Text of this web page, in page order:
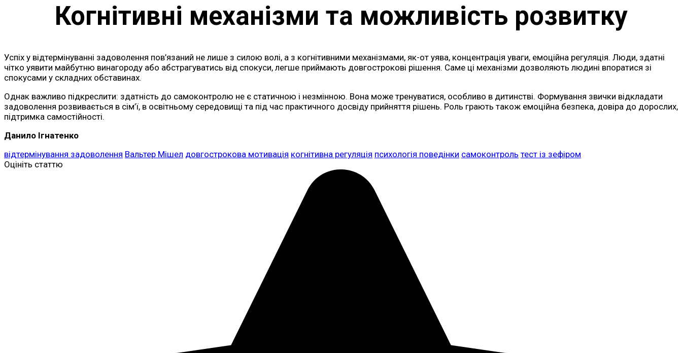
Когнітивні механізми та можливість розвитку
Успіх у відтермінуванні задоволення пов’язаний не лише з силою волі, а з когнітивними механізмами, як-от уява, концентрація уваги, емоційна регуляція. Люди, здатні
чітко уявити майбутню винагороду або абстрагуватись від спокуси, легше приймають довгострокові рішення. Саме ці механізми дозволяють людині впоратися зі
спокусами у складних обставинах.
Однак важливо підкреслити: здатність до самоконтролю не є статичною і незмінною. Вона може тренуватися, особливо в дитинстві. Формування звички відкладати
задоволення розвивається в сім’ї, в освітньому середовищі та під час практичного досвіду прийняття рішень. Роль грають також емоційна безпека, довіра до дорослих,
підтримка самостійності.
Данило Ігнатенко
відтермінування задоволення Вальтер Мішел довгострокова мотивація когнітивна регуляція психологія поведінки самоконтроль тест із зефіром
Оцініть статтю